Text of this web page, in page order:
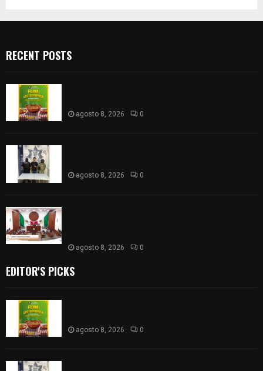
RECENT POSTS
agosto 8, 2026 0
agosto 8, 2026 0
agosto 8, 2026 0
EDITOR'S PICKS
agosto 8, 2026 0